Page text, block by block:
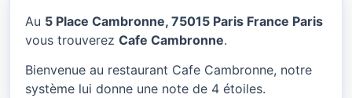
Cafe Cambronne à Paris
Au 5 Place Cambronne, 75015 Paris France Paris
vous trouverez Cafe Cambronne.
Bienvenue au restaurant Cafe Cambronne, notre
système lui donne une note de 4 étoiles.